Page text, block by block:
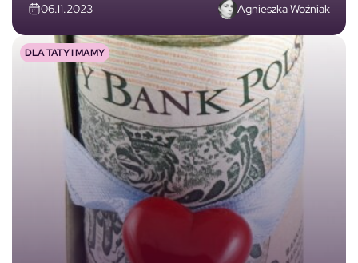
06.11.2023 Agnieszka Woźniak
DLA TATY I MAMY